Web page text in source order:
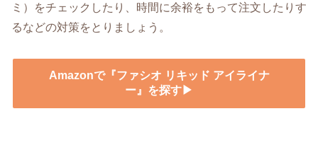
ミ）をチェックしたり、時間に余裕をもって注文したりす
るなどの対策をとりましょう。
Amazonで『ファシオ リキッド アイライナ
ー』を探す▶